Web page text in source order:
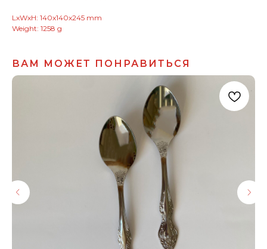
LxWxH: 140x140x245 mm
Weight: 1258 g
ВАМ МОЖЕТ ПОНРАВИТЬСЯ